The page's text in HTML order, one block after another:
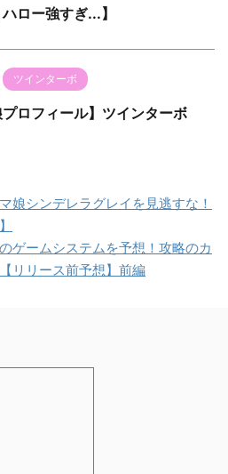
ハロー強すぎ...】
ツインターボ
プロフィール】ツインターボ
娘シンデレラグレイを見逃すな！
ゲームシステムを予想！攻略のカ
リリース前予想】前編